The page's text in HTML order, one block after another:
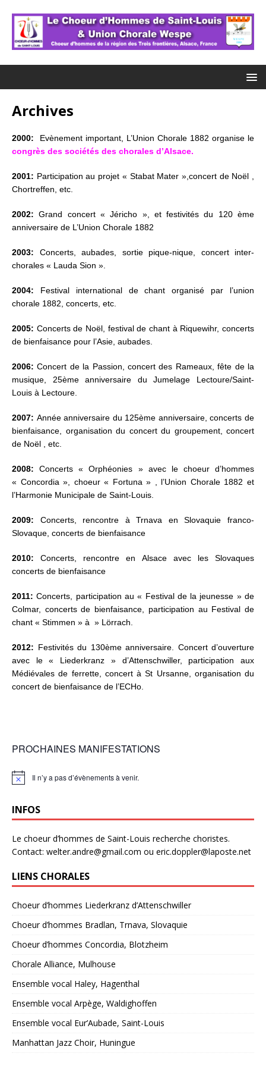
Archives
2000: Evènement important, L’Union Chorale 1882 organise le
congrès des sociétés des chorales d’Alsace.
2001: Participation au projet « Stabat Mater »,concert de Noël ,
Chortreffen, etc.
2002:Grand concert « Jéricho », et festivités du 120 ème
anniversaire de L’Union Chorale 1882
2003: Concerts, aubades, sortie pique-nique, concert inter-
chorales « Lauda Sion ».
2004: Festival international de chant organisé par l’union
chorale 1882, concerts, etc.
2005: Concerts de Noël, festival de chant à Riquewihr, concerts
de bienfaisance pour l’Asie, aubades.
2006:Concert de la Passion, concert des Rameaux, fête de la
musique, 25ème anniversaire du Jumelage Lectoure/Saint-
Louis à Lectoure.
2007: Année anniversaire du 125ème anniversaire, concerts de
bienfaisance, organisation du concert du groupement, concert
de Noël , etc.
2008:Concerts « Orphéonies » avec le choeur d’hommes
« Concordia », choeur « Fortuna » , l’Union Chorale 1882 et
l’Harmonie Municipale de Saint-Louis.
2009: Concerts, rencontre à Trnava en Slovaquie franco-
Slovaque, concerts de bienfaisance
2010:Concerts, rencontre en Alsace avec les Slovaques
concerts de bienfaisance
2011:Concerts, participation au « Festival de la jeunesse » de
Colmar, concerts de bienfaisance, participation au Festival de
chant « Stimmen » à » Lörrach.
2012: Festivités du 130ème anniversaire. Concert d’ouverture
avec le « Liederkranz » d’Attenschwiller, participation aux
Médiévales de ferrette, concert à St Ursanne, organisation du
concert de bienfaisance de l’ECHo.
PROCHAINES MANIFESTATIONS
N
c
Il n’y a pas d’évènements à venir.
INFOS
Le choeur d’hommes de Saint-Louis recherche choristes.
Contact: welter.andre@gmail.com ou eric.doppler@laposte.net
LIENS CHORALES
Choeur d’hommes Liederkranz d’Attenschwiller
Choeur d’hommes Bradlan, Trnava, Slovaquie
Choeur d’hommes Concordia, Blotzheim
Chorale Alliance, Mulhouse
Ensemble vocal Haley, Hagenthal
Ensemble vocal Arpège, Waldighoffen
Ensemble vocal Eur’Aubade, Saint-Louis
Manhattan Jazz Choir, Huningue